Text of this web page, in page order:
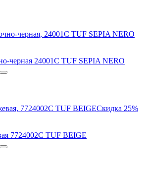
черная 24001C TUF SEPIA NERO
Скидка 25%
7724002C TUF BEIGE